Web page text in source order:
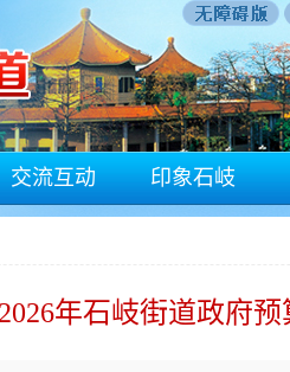
交流互动 印象石岐
2026年石岐街道政府预